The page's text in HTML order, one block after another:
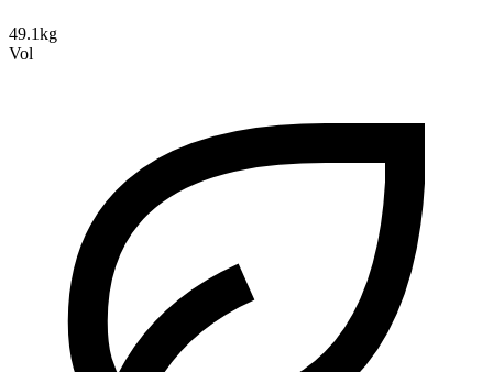
49.1kg
Vol